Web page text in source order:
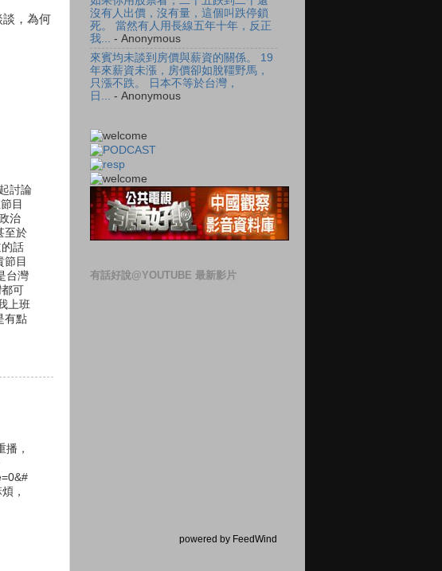
談，為何
討論
目
治
至於
話
節目
台灣
可
上班
有點
，
，
沒有人出價，沒有量，這個叫跌停鎖
死。 當然有人用長線五年十年，反正
我...
- Anonymous
來賓均未談到房價與薪資的關係。 19
年來薪資未漲，房價卻如脫韁野馬，
只漲不跌。 日本不等於台灣，
日...
- Anonymous
有話好說@YOUTUBE 最新影片
powered by FeedWind